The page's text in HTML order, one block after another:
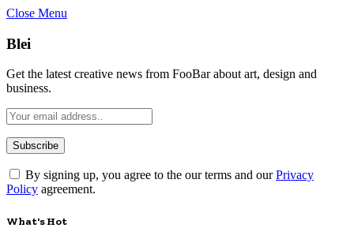
Close Menu
Blei
Get the latest creative news from FooBar about art, design and
business.
By signing up, you agree to the our terms and ourPrivacy
Policy agreement.
What's Hot